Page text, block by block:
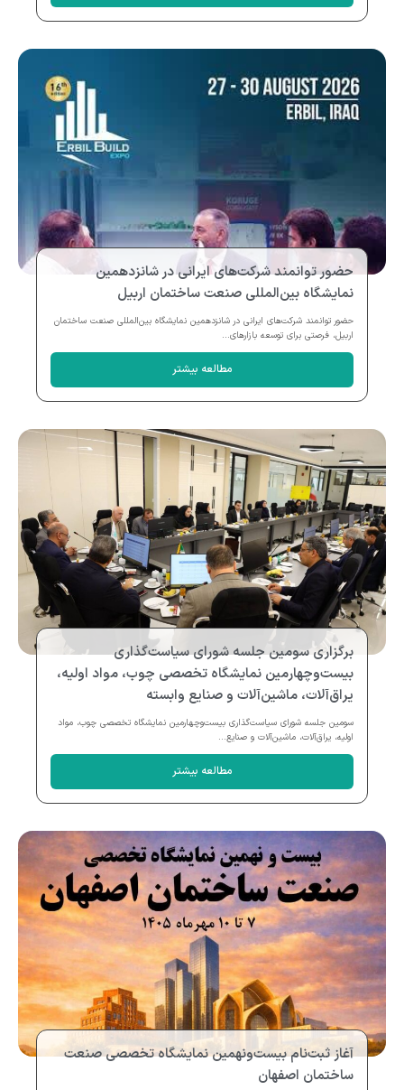
حضور توانمند شرکت‌های ایرانی در شانزدهمین
نمایشگاه بین‌المللی صنعت ساختمان اربیل
حضور توانمند شرکت‌های ایرانی در شانزدهمین نمایشگاه بین‌المللی صنعت ساختمان
اربیل، فرصتی برای توسعه بازارهای...
مطالعه بیشتر
برگزاری سومین جلسه شورای سیاست‌گذاری
بیست‌وچهارمین نمایشگاه تخصصی چوب، مواد اولیه،
یراق‌آلات، ماشین‌آلات و صنایع وابسته
سومین جلسه شورای سیاست‌گذاری بیست‌وچهارمین نمایشگاه تخصصی چوب، مواد
اولیه، یراق‌آلات، ماشین‌آلات و صنایع...
مطالعه بیشتر
آغاز ثبت‌نام بیست‌ونهمین نمایشگاه تخصصی صنعت
ساختمان اصفهان